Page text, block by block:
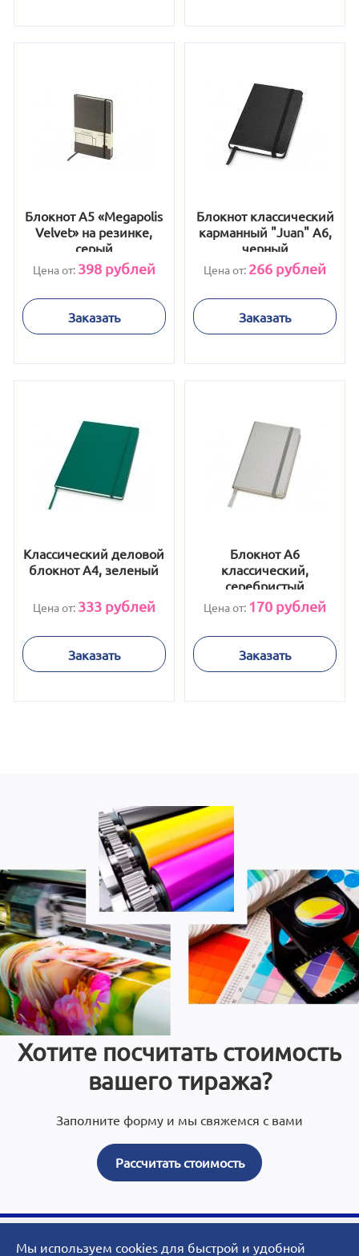
Блокнот А5 «Megapolis
Velvet» на резинке,
серый
Цена от: 398рублей
Заказать
Блокнот классический
карманный "Juan" А6,
черный
Цена от: 266 рублей
Заказать
Классический деловой
блокнот А4, зеленый
Цена от: 333рублей
Заказать
Блокнот А6
классический,
серебристый
Цена от: 170 рублей
Заказать
Хотите посчитать стоимость
вашего тиража?
Заполните форму и мы свяжемся с вами
Рассчитать стоимость
Мы используем cookies для быстрой и удобной